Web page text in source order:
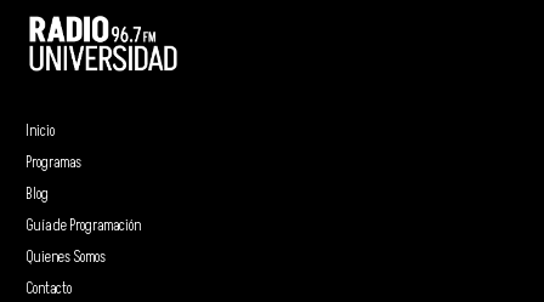
Inicio
Programas
Blog
Guía de Programación
Quienes Somos
Contacto